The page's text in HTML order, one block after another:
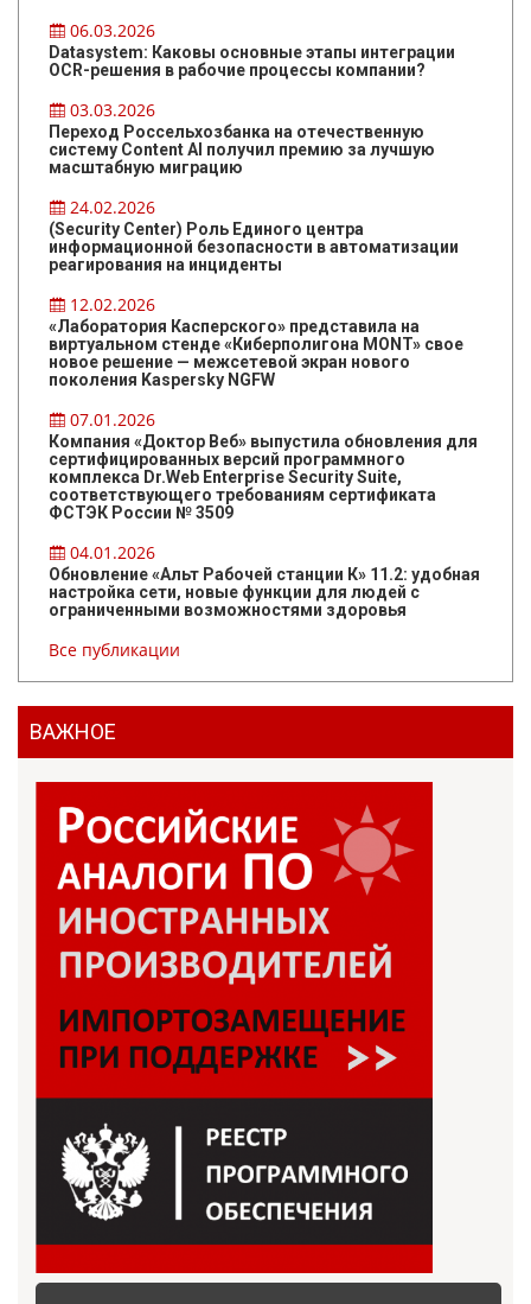
06.03.2026
Datasystem: Каковы основные этапы интеграции
OCR-решения в рабочие процессы компании?
03.03.2026
Переход Россельхозбанка на отечественную
систему Content AI получил премию за лучшую
масштабную миграцию
24.02.2026
(Security Center) Роль Единого центра
информационной безопасности в автоматизации
реагирования на инциденты
12.02.2026
«Лаборатория Касперского» представила на
виртуальном стенде «Киберполигона MONT» свое
новое решение — межсетевой экран нового
поколения Kaspersky NGFW
07.01.2026
Компания «Доктор Веб» выпустила обновления для
сертифицированных версий программного
комплекса Dr.Web Enterprise Security Suite,
соответствующего требованиям сертификата
ФСТЭК России № 3509
04.01.2026
Обновление «Альт Рабочей станции К» 11.2: удобная
настройка сети, новые функции для людей с
ограниченными возможностями здоровья
Все публикации
ВАЖНОЕ